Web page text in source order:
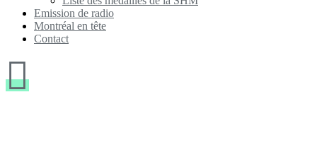
Emission de radio
Montréal en tête
Contact